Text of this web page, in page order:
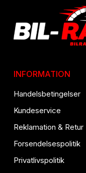
INFORMATION
Handelsbetingelser
Kundeservice
Reklamation & Retur
Forsendelsespolitik
Privatlivspolitik